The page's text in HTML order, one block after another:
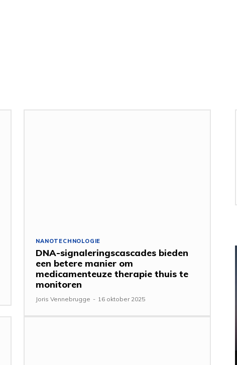
NANOTECHNOLOGIE
DNA-signaleringscascades bieden
een betere manier om
medicamenteuze therapie thuis te
monitoren
Joris Vennebrugge - 16 oktober 2025